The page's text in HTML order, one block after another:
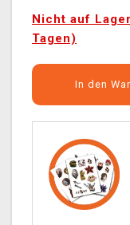
Nicht auf
Tagen)
In den